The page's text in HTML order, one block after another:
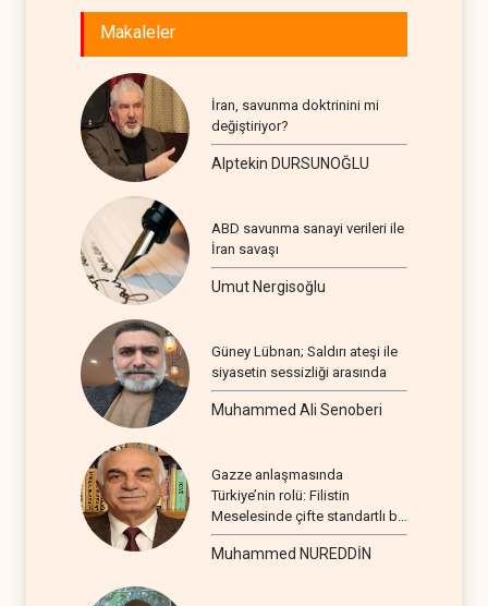
Makaleler
İran, savunma doktrinini mi
değiştiriyor?
Alptekin DURSUNOĞLU
ABD savunma sanayi verileri ile
İran savaşı
Umut Nergisoğlu
Güney Lübnan; Saldırı ateşi ile
siyasetin sessizliği arasında
Muhammed Ali Senoberi
Gazze anlaşmasında
Türkiye’nin rolü: Filistin
Meselesinde çifte standartlı bir
seyir
Muhammed NUREDDİN